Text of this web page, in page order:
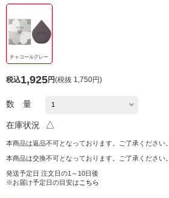
チャコールグレー
税込1,925円(税抜 1,750円)
数 量
在庫状況 △
本商品は返品不可となっております。ご了承ください。
本商品は交換不可となっております。ご了承ください。
発送予定日 注文日の1～10日後
※お届け予定日の目安は こちら